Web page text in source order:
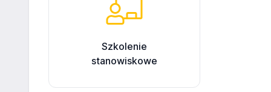
Szkolenie
stanowiskowe